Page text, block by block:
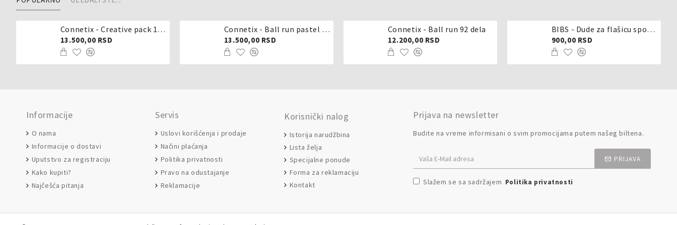
Connetix - Creative pack 102 dela
13.500,00 RSD
Connetix - Ball run pastel 106 delova
13.500,00 RSD
Connetix - Ball run 92 dela
12.200,00 RSD
BIBS - Dude za flašicu sporijeg, srednjeg ili brzog protoka - silikon
900,00 RSD
Informacije
O nama
Informacije o dostavi
Uputstvo za registraciju
Kako kupiti?
Najčešća pitanja
Servis
Uslovi korišćenja i prodaje
Načini plaćanja
Politika privatnosti
Pravo na odustajanje
Reklamacije
Korisnički nalog
Istorija narudžbina
Lista želja
Specijalne ponude
Forma za reklamaciju
Kontakt
Prijava na newsletter
Budite na vreme informisani o svim promocijama putem našeg biltena.
PRIJAVA
Slažem se sa sadržajem Politika privatnosti